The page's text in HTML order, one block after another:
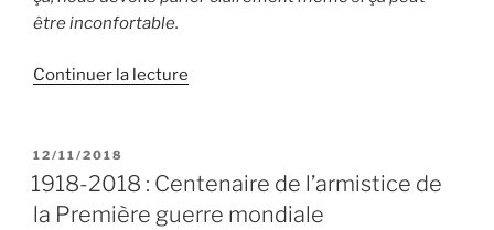
être inconfortable.
Continuer la lecture
Thunberg,
15
PUBLIÉ
LE
12/11/2018
1918-2018 : Centenaire de l’armistice de
la Première guerre mondiale